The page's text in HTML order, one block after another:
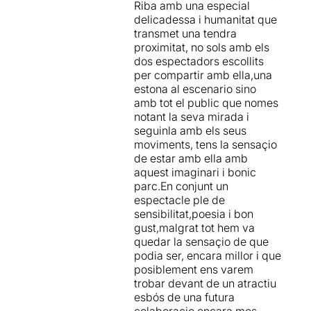
Si us bé de gust llegir la
nostra crònica sencera ho
podeu fer en aquest enllaç
del nostre Blog “Voltar i
Voltar”:
http://wp.me/p19AHZ-fZs.
.
petits detalls que té la Claire
Ducreux a l’hora de crear un
espectacle, detalls plens de
bellesa i poesia com les
fulles seques de la tardor,
els colors càlids de la seva
roba, la intensitat de llum i
els efectes visuals...
Pel que fa a la Mayte Martín
que us haig de dir...
m’encanta!!! La seva veu
sincera, càlida amb tocs
melancòlics, és capaç
d’acariciar sense tan sols
tocar-te. La gran riquesa de
registres que posseeix fa
d’ella una gran artista a la
que admiro enormement. En
aquesta ocasió ens va
interpretar alguns temes
propis en forma de balada i
Riba amb una especial
delicadessa i humanitat que
transmet una tendra
proximitat, no sols amb els
dos espectadors escollits
per compartir amb ella,una
estona al escenario sino
amb tot el public que nomes
notant la seva mirada i
seguinla amb els seus
moviments, tens la sensaçio
de estar amb ella amb
aquest imaginari i bonic
parc.En conjunt un
espectacle ple de
sensibilitat,poesia i bon
gust,malgrat tot hem va
quedar la sensaçio de que
podia ser, encara millor i que
posiblement ens varem
trobar devant de un atractiu
esbós de una futura